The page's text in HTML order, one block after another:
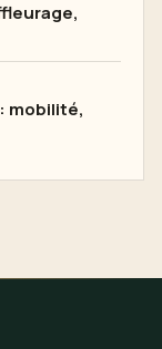
mobilité,